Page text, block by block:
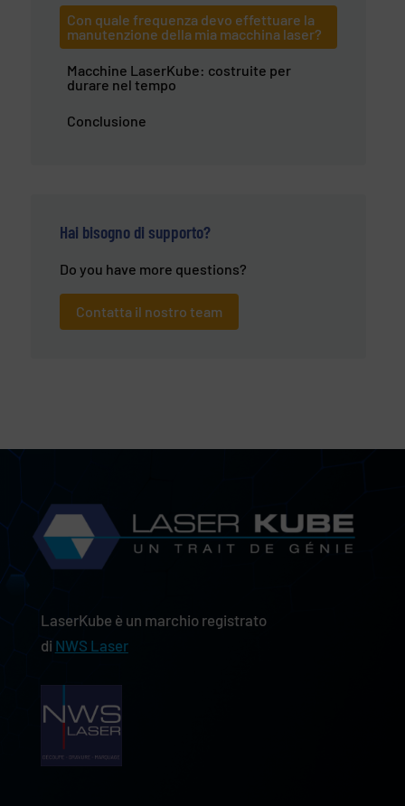
Con quale frequenza devo effettuare la
manutenzione della mia macchina laser?
Macchine LaserKube: costruite per
durare nel tempo
Conclusione
Hai bisogno di supporto?
Do you have more questions?
Contatta il nostro team
LaserKube è un marchio registrato
di NWS Laser